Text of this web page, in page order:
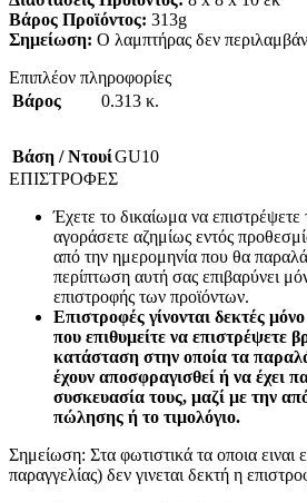
Βάρος Προϊόντος: 313g
Σημείωση: Ο λαμπτήρας δεν
Επιπλέον πληροφορίες
Βάρος
0.313 κ.
Βάση / ΝτουίGU10
ΕΠΙΣΤΡΟΦΕΣ
Έχετε το δικαίωμα να επιστρέψετε
αγοράσετε αζημίως εντός
από την ημερομηνία που θα
περίπτωση αυτή σας επιβαρύνει
επιστροφής των προϊόντων.
Επιστροφές γίνονται δεκτές
που επιθυμείτε να επιστρέψετε
κατάσταση στην οποία τα
έχουν αποσφραγισθεί ή να έχει
συσκευασία τους, μαζί με την
πώλησης ή το τιμολόγιο.
Σημείωση: Στα φωτιστικά τα οποια ειναι
παραγγελίας) δεν γινεται δεκτή η